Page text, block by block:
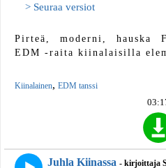
> Seuraa versiot
Pirteä, moderni, hauska
EDM -raita kiinalaisilla
Kiinalainen, EDM tanssi
Juhla Kiinassa - kirjoittaja